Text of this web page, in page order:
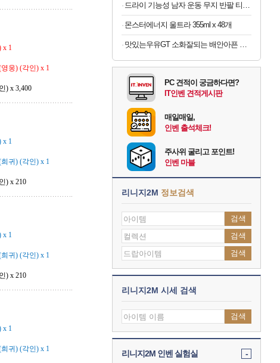
x 1
웅) (각인) x 1
) x 3,400
x 1
귀) (각인) x 1
) x 210
x 1
귀) (각인) x 1
) x 210
x 1
귀) (각인) x 1
드라이 기능성 남자 운동 무지 반팔 티셔츠 빅사이즈
몬스터에너지 울트라 355ml x 48개
맛있는우유GT 소화잘되는 배안아픈 저지방우유 180ml x 48개
PC 견적이 궁금하다면?
IT인벤 견적게시판
매일매일,
인벤 출석체크!
주사위 굴리고 포인트!
인벤 마블
리니지2M 정보검색
검색
검색
검색
리니지2M 시세 검색
검색
리니지2M 인벤 실험실 -